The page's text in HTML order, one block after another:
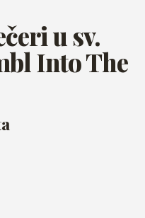
u sv.
Into The